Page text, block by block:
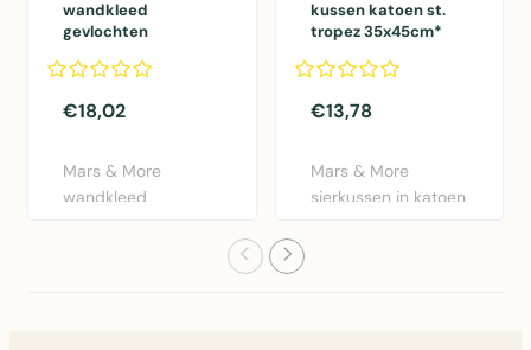
wandkleed
gevlochten
75cm aan stok*
€18,02
Mars & More
wandkleed
kussen katoen st.
tropez 35x45cm*
€13,78
Mars & More
sierkussen in katoen